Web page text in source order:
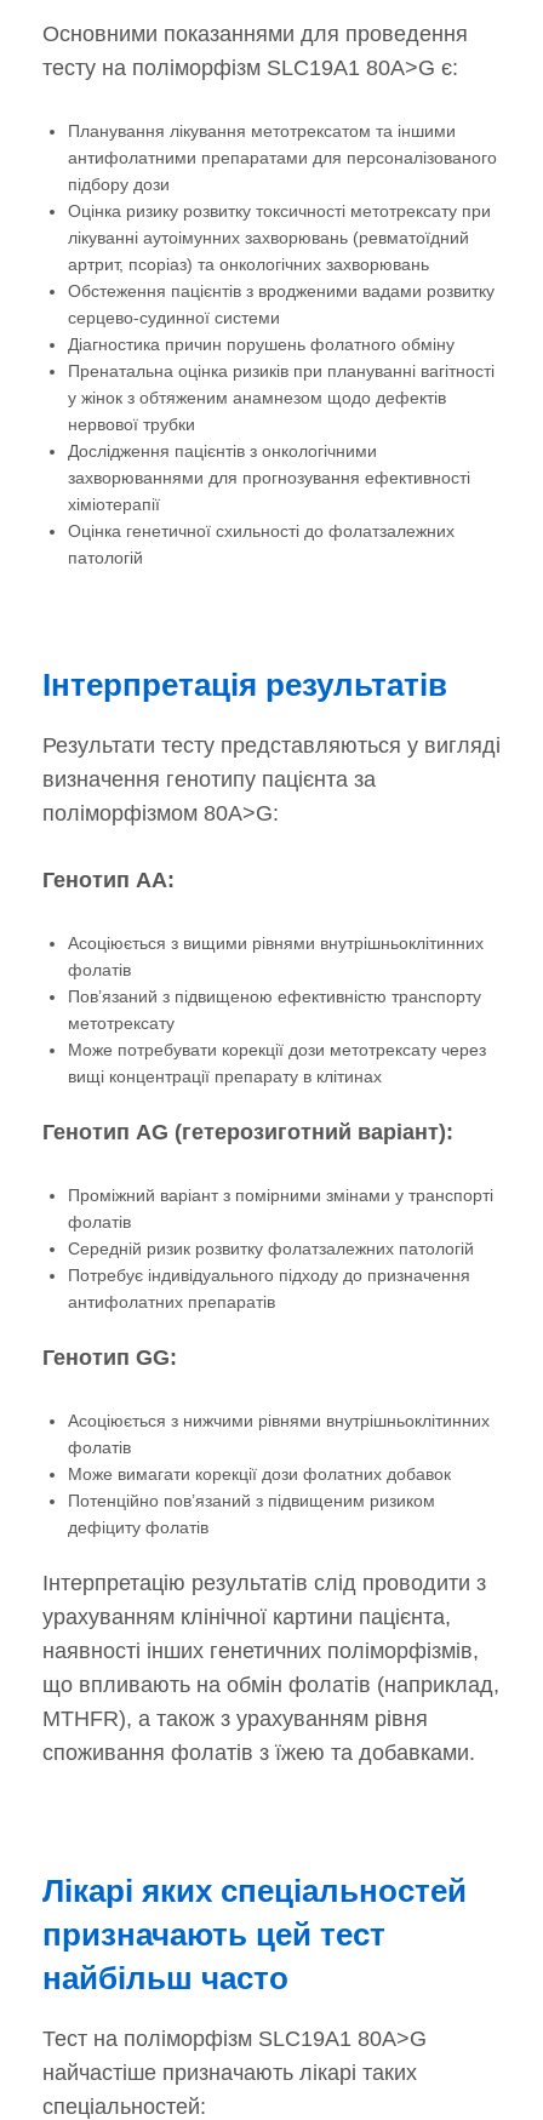
Основними показаннями для проведення
тесту на поліморфізм SLC19A1 80A>G є:
Планування лікування метотрексатом та іншими
антифолатними препаратами для персоналізованого
підбору дози
Оцінка ризику розвитку токсичності метотрексату при
лікуванні аутоімунних захворювань (ревматоїдний
артрит, псоріаз) та онкологічних захворювань
Обстеження пацієнтів з вродженими вадами розвитку
серцево-судинної системи
Діагностика причин порушень фолатного обміну
Пренатальна оцінка ризиків при плануванні вагітності
у жінок з обтяженим анамнезом щодо дефектів
нервової трубки
Дослідження пацієнтів з онкологічними
захворюваннями для прогнозування ефективності
хіміотерапії
Оцінка генетичної схильності до фолатзалежних
патологій
Інтерпретація результатів
Результати тесту представляються у вигляді
визначення генотипу пацієнта за
поліморфізмом 80A>G:
Генотип AA:
Асоціюється з вищими рівнями внутрішньоклітинних
фолатів
Пов’язаний з підвищеною ефективністю транспорту
метотрексату
Може потребувати корекції дози метотрексату через
вищі концентрації препарату в клітинах
Генотип AG (гетерозиготний варіант):
Проміжний варіант з помірними змінами у транспорті
фолатів
Середній ризик розвитку фолатзалежних патологій
Потребує індивідуального підходу до призначення
антифолатних препаратів
Генотип GG:
Асоціюється з нижчими рівнями внутрішньоклітинних
фолатів
Може вимагати корекції дози фолатних добавок
Потенційно пов’язаний з підвищеним ризиком
дефіциту фолатів
Інтерпретацію результатів слід проводити з
урахуванням клінічної картини пацієнта,
наявності інших генетичних поліморфізмів,
що впливають на обмін фолатів (наприклад,
MTHFR), а також з урахуванням рівня
споживання фолатів з їжею та добавками.
Лікарі яких спеціальностей
призначають цей тест
найбільш часто
Тест на поліморфізм SLC19A1 80A>G
найчастіше призначають лікарі таких
спеціальностей: